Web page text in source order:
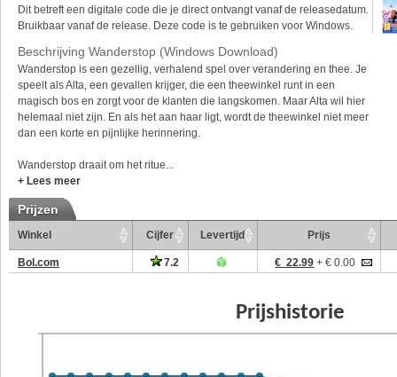
Dit betreft een digitale code die je direct ontvangt vanaf de releasedatum.
Bruikbaar vanaf de release. Deze code is te gebruiken voor Windows.
Beschrijving Wanderstop (Windows Download)
Wanderstop is een gezellig, verhalend spel over verandering en thee. Je
speelt als Alta, een gevallen krijger, die een theewinkel runt in een
magisch bos en zorgt voor de klanten die langskomen. Maar Alta wil hier
helemaal niet zijn. En als het aan haar ligt, wordt de theewinkel niet meer
dan een korte en pijnlijke herinnering.
Wanderstop draait om het ritue...
+ Lees meer
Prijzen
Winkel Cijfer Levertijd Prijs
Bol.com 7.2 € 22.99 + € 0.00